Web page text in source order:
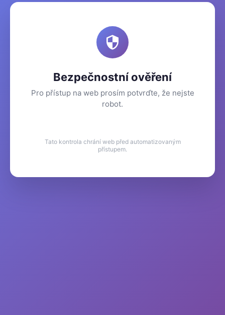
Bezpečnostní ověření
Pro přístup na web prosím potvrďte, že nejste
robot.
Tato kontrola chrání web před automatizovaným
přístupem.